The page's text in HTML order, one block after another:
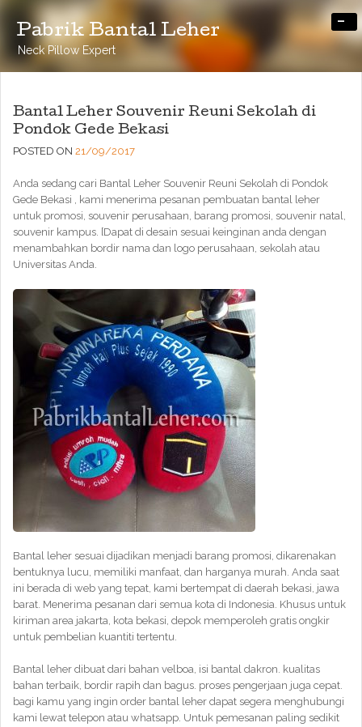
Pabrik Bantal Leher
Neck Pillow Expert
-
Bantal Leher Souvenir Reuni Sekolah di
Pondok Gede Bekasi
POSTED ON 21/09/2017
Anda sedang cari Bantal Leher Souvenir Reuni Sekolah di Pondok
Gede Bekasi , kami menerima pesanan pembuatan bantal leher
untuk promosi, souvenir perusahaan, barang promosi, souvenir natal,
souvenir kampus. [Dapat di desain sesuai keinginan anda dengan
menambahkan bordir nama dan logo perusahaan, sekolah atau
Universitas Anda.
Bantal leher sesuai dijadikan menjadi barang promosi, dikarenakan
bentuknya lucu, memiliki manfaat, dan harganya murah. Anda saat
ini berada di web yang tepat, kami bertempat di daerah bekasi, jawa
barat. Menerima pesanan dari semua kota di Indonesia. Khusus untuk
kiriman area jakarta, kota bekasi, depok memperoleh gratis ongkir
untuk pembelian kuantiti tertentu.
Bantal leher dibuat dari bahan velboa, isi bantal dakron. kualitas
bahan terbaik, bordir rapih dan bagus. proses pengerjaan juga cepat.
bagi kamu yang ingin order bantal leher dapat segera menghubungi
kami lewat telepon atau whatsapp. Untuk pemesanan paling sedikit